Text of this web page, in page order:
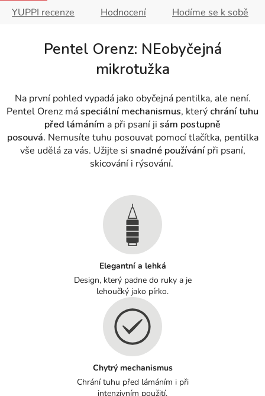
YUPPI recenze
Hodnocení Hodíme se k sobě
Pentel Orenz: NEobyčejná
mikrotužka
Na první pohled vypadá jako obyčejná pentilka, ale není.
Pentel Orenz máspeciální mechanismus, který chrání tuhu
před lámáním a při psaní ji sám postupně
posouvá. Nemusíte tuhu posouvat pomocí tlačítka, pentilka
vše udělá za vás. Užijte si snadné používánípři psaní,
skicování i rýsování.
Elegantní a lehká
Design, který padne do ruky a je
lehoučký jako pírko.
Chytrý mechanismus
Chrání tuhu před lámáním i při
intenzivním použití.